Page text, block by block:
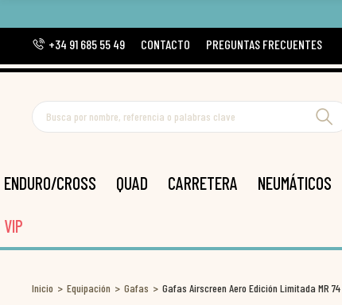
+34 91 685 55 49
CONTACTO PREGUNTAS FRECUENTES
ENDURO/CROSS QUAD CARRETERA NEUMÁTICOS
VIP
Inicio Equipación Gafas Gafas Airscreen Aero Edición Limitada MR 74